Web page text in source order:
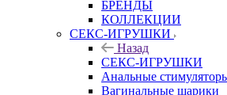
БРЕНДЫ
КОЛЛЕКЦИИ
СЕКС-ИГРУШКИ
Назад
СЕКС-ИГРУШКИ
Анальные
Вагинальные шарики